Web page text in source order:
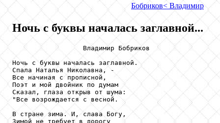
Бобриков< Владимир
Ночь с буквы началась заглавной...
                  Владимир Бобриков
Ночь с буквы началась заглавной.
Спала Наталья Николавна, -
Все начиная с прописной,
Поэт и мой двойник по думам
Сказал, глаза открыв от шума:
"Все возрождается с весной.
В стране зима. И, слава Богу,
Зимой не требует в дорогу